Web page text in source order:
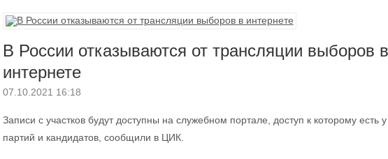
В России отказываются от трансляции выборов в
интернете
07.10.2021 16:18
Записи с участков будут доступны на служебном портале, доступ к которому есть
партий и кандидатов, сообщили в ЦИК.